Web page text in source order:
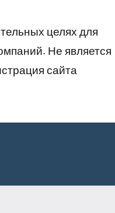
целях для
Не является
сайта